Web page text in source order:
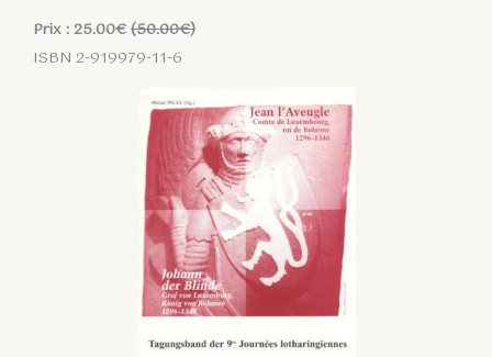
Prix : 25.00€(50.00€)
ISBN 2-919979-11-6